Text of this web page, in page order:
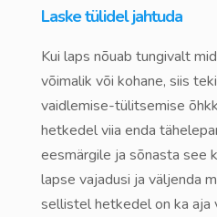
Laske tülidel jahtuda
Kui laps nõuab tungivalt
võimalik või kohane, siis
vaidlemise-tülitsemise
hetkedel viia enda
eesmärgile ja sõnasta see
lapse vajadusi ja väljenda
sellistel hetkedel on ka aja